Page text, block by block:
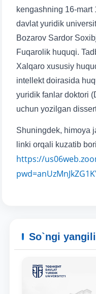
Ism va familiyangiz
Telefon raqamingiz
kengashning 16-mart
davlat yuridik
Bozarov Sardor
Fuqarolik huquqi.
Xalqaro xususiy
intellekt doirasida
yuridik fanlar doktori
uchun yozilgan
Shuningdek, himoya
linki orqali kuzatib
https://
So`ngi
7. Call-center (4)
9. Magistratura kvotasi (4)